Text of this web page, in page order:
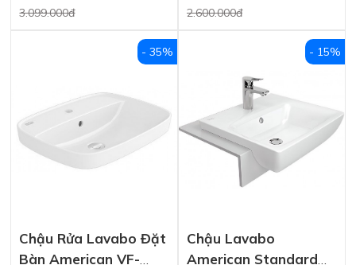
3.099.000đ 2.600.000đ
Chậu Rửa Lavabo Đặt
Bàn American VF-
- 35%
Chậu Lavabo
American Standard
- 15%